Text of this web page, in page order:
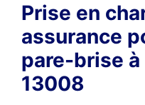
Prise en
assurance
pare-brise
13008